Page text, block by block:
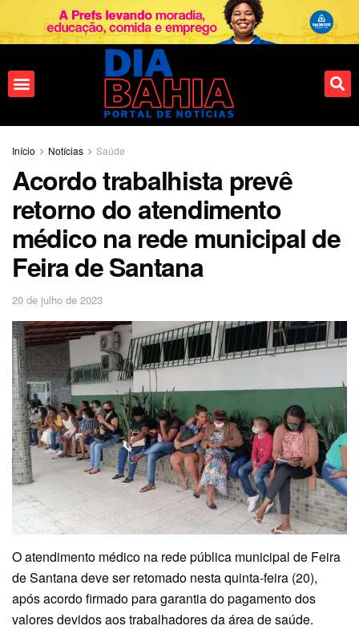
Início Notícias Saúde
Acordo trabalhista prevê
retorno do atendimento
médico na rede municipal de
Feira de Santana
20 de julho de 2023
O atendimento médico na rede pública municipal de Feira
de Santana deve ser retomado nesta quinta-feira (20),
após acordo firmado para garantia do pagamento dos
valores devidos aos trabalhadores da área de saúde.